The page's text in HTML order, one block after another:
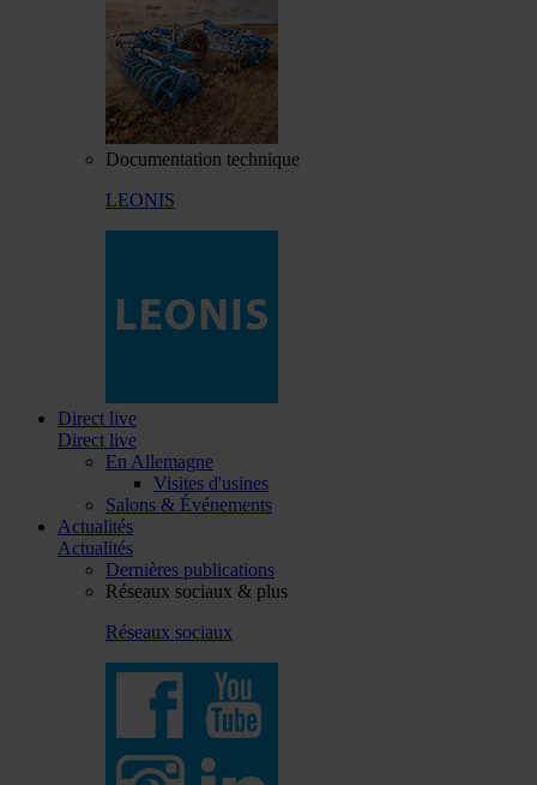
Documentation technique
LEONIS
Direct live
Direct live
En Allemagne
Visites d'usines
Salons & Événements
Actualités
Actualités
Dernières publications
Réseaux sociaux & plus
Réseaux sociaux